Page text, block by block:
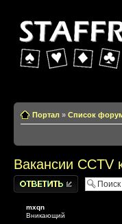
Портал » Список
Вакансии CCTV
Написать
комментарии
mxqn
Вникающий